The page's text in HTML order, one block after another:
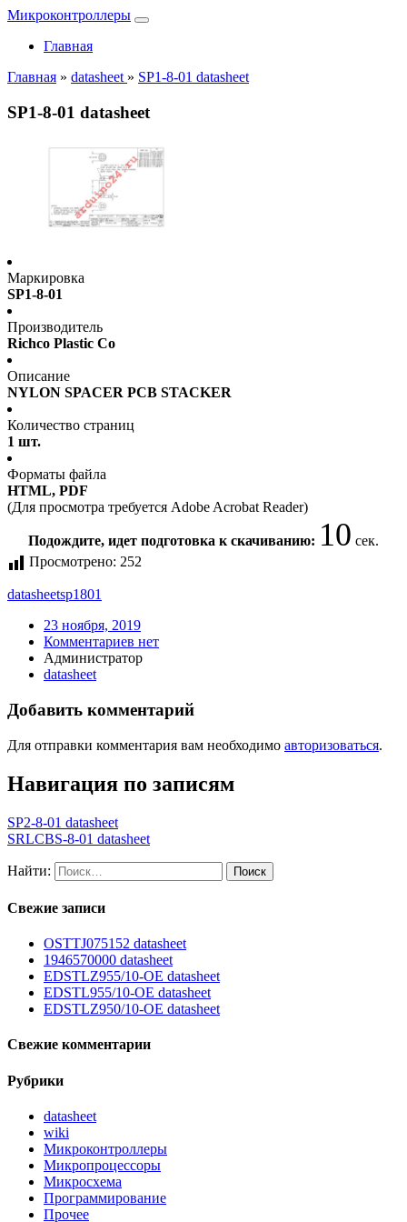
Микроконтроллеры
Главная
Главная » datasheet » SP1-8-01 datasheet
SP1-8-01 datasheet
Маркировка
SP1-8-01
Производитель
Richco Plastic Co
Описание
NYLON SPACER PCB STACKER
Количество страниц
1 шт.
Форматы файла
HTML, PDF
(Для просмотра требуется Adobe Acrobat Reader)
Подождите, идет подготовка к скачиванию: 10 сек.
Просмотрено: 252
datasheetsp1801
23 ноября, 2019
Комментариев нет
Администратор
datasheet
Добавить комментарий
Для отправки комментария вам необходимо авторизоваться.
Навигация по записям
SP2-8-01 datasheet
SRLCBS-8-01 datasheet
Найти:
Свежие записи
OSTTJ075152 datasheet
1946570000 datasheet
EDSTLZ955/10-OE datasheet
EDSTL955/10-OE datasheet
EDSTLZ950/10-OE datasheet
Свежие комментарии
Рубрики
datasheet
wiki
Микроконтроллеры
Микропроцессоры
Микросхема
Программирование
Прочее